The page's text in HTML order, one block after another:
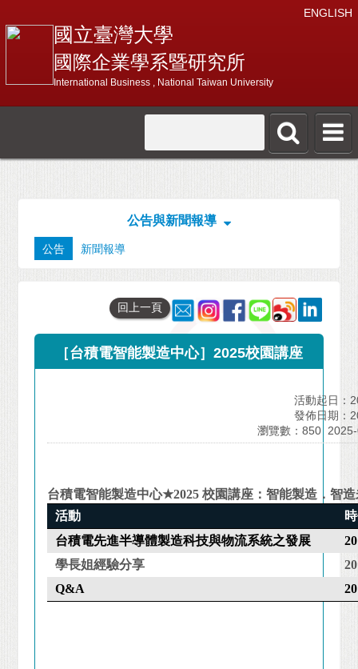
ENGLISH
國立臺灣大學
國際企業學系暨研究所
International Business , National Taiwan University
公告與新聞報導
公告 新聞報導
回上一頁
［台積電智能製造中心］2025校園講座
活動起日：
發佈日期：
瀏覽數：850
台積電智能製造中心★2025校園講座：智能製造．智
活動
台積電先進半導體製造科技與物流系統之發展
學長姐經驗分享
Q&A